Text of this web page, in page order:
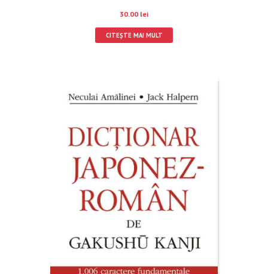
30.00 lei
CITEȘTE MAI MULT